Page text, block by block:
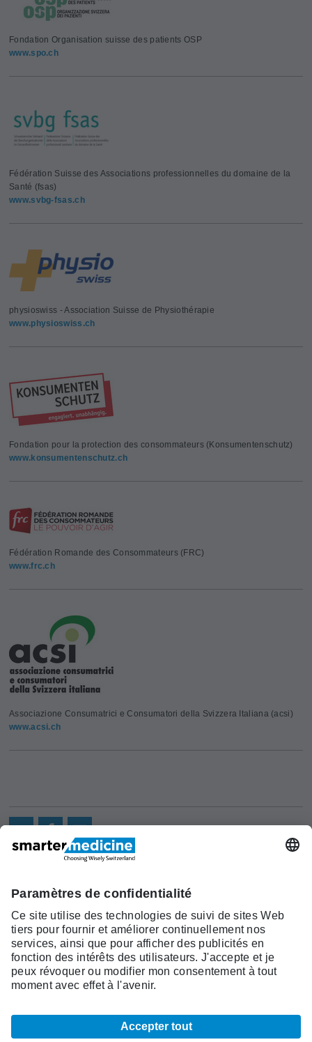
Fondation Organisation suisse des patients OSP
www.spo.ch
Fédération Suisse des Associations professionnelles du domaine de la
Santé (fsas)
www.svbg-fsas.ch
physioswiss - Association Suisse de Physiothérapie
www.physioswiss.ch
Fondation pour la protection des consommateurs (Konsumentenschutz)
www.konsumentenschutz.ch
Fédération Romande des Consommateurs (FRC)
www.frc.ch
Associazione Consumatrici e Consumatori della Svizzera Italiana (acsi)
www.acsi.ch
smarter
medicine?
Liste Top 5
Recherche
Contact
c/o Société Suisse de Médécine
Interne Générale
Monbijoustrasse 43, Case postale,
3001 Berne
Tél. +41 31 370 40 00, Fax +41 31
370 40 19
smartermedicine@sgaim.ch
Mentions légales CCG
Indications légales
Carte du site